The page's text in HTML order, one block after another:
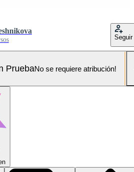
Seguir
PruebaNo se requiere atribución!